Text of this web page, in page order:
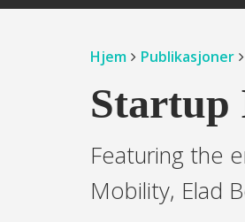
Hjem Publikasjoner
Startup
Featuring the
Mobility, Elad